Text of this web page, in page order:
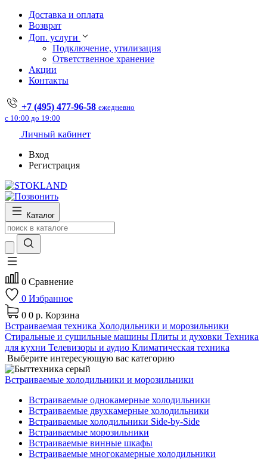
Доставка и оплата
Возврат
Доп. услуги
Подключение, утилизация
Ответственное хранение
Акции
Контакты
+7 (495) 477-96-58 ежедневно
с 10:00 до 19:00
Личный кабинет
Вход
Регистрация
Каталог
0 Сравнение
0 Избранное
0 0 р. Корзина
Встраиваемая техника Холодильники и морозильники
Стиральные и сушильные машины Плиты и духовки Техника
для кухни Телевизоры и аудио Климатическая техника
Выберите интересующую вас категорию
Встраиваемые холодильники и морозильники
Встраиваемые однокамерные холодильники
Встраиваемые двухкамерные холодильники
Встраиваемые холодильники Side-by-Side
Встраиваемые морозильники
Встраиваемые винные шкафы
Встраиваемые многокамерные холодильники